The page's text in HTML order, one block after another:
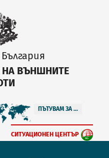
ВЪНШНИТЕ
ПЪТУВАМ ЗА ...
СИТУАЦИОНЕН ЦЕНТЪР